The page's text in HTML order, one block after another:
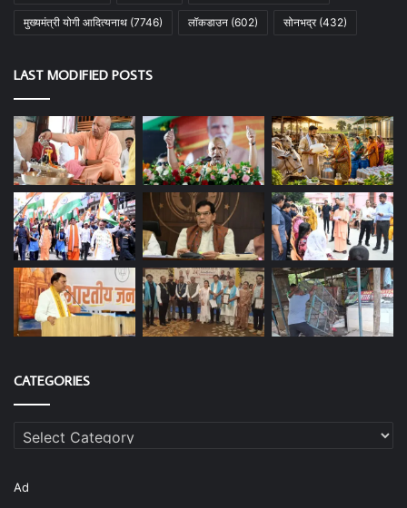
मुख्यमंत्री योगी आदित्यनाथ (7746) लॉकडाउन (602) सोनभद्र(432)
LAST MODIFIED POSTS
CATEGORIES
Categories
Ad